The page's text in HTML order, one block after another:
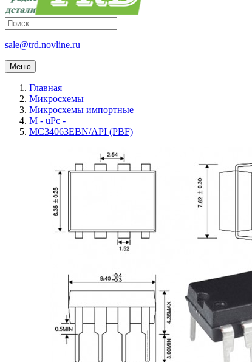
sale@trd.novline.ru
Меню
Главная
Микросхемы
Микросхемы импортные
M - uPc -
MC34063EBN/API (PBF)